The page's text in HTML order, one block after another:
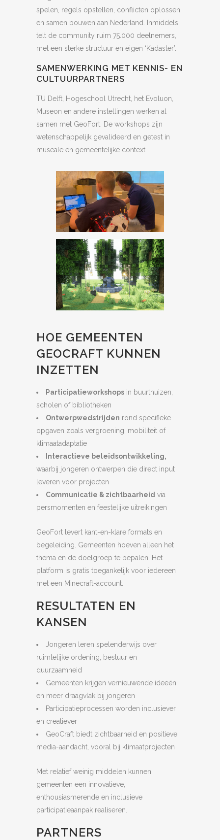
spelen, regels opstellen, conflicten oplossen
en samen bouwen aan Nederland. Inmiddels
telt de community ruim 75.000 deelnemers,
met een sterke structuur en eigen ‘Kadaster’.
SAMENWERKING MET KENNIS- EN
CULTUURPARTNERS
TU Delft, Hogeschool Utrecht, het Evoluon,
Museon en andere instellingen werken al
samen met GeoFort. De workshops zijn
wetenschappelijk gevalideerd en getest in
museale en gemeentelijke context.
HOE GEMEENTEN
GEOCRAFT KUNNEN
INZETTEN
Participatieworkshops in buurthuizen,
scholen of bibliotheken
Ontwerpwedstrijden rond specifieke
opgaven zoals vergroening, mobiliteit of
klimaatadaptatie
Interactieve beleidsontwikkeling,
waarbij jongeren ontwerpen die direct input
leveren voor projecten
Communicatie & zichtbaarheid via
persmomenten en feestelijke uitreikingen
GeoFort levert kant-en-klare formats en
begeleiding. Gemeenten hoeven alleen het
thema en de doelgroep te bepalen. Het
platform is gratis toegankelijk voor iedereen
met een Minecraft-account.
RESULTATEN EN
KANSEN
Jongeren leren spelenderwijs over
ruimtelijke ordening, bestuur en
duurzaamheid
Gemeenten krijgen vernieuwende ideeën
en meer draagvlak bij jongeren
Participatieprocessen worden inclusiever
en creatiever
GeoCraft biedt zichtbaarheid en positieve
media-aandacht, vooral bij klimaatprojecten
Met relatief weinig middelen kunnen
gemeenten een innovatieve,
enthousiasmerende en inclusieve
participatieaanpak realiseren.
PARTNERS